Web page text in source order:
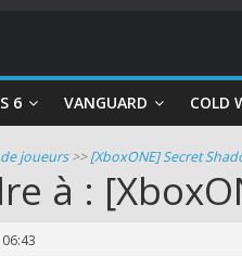
6 VANGUARD COLD
joueurs>>[XboxONE] Secret
à :